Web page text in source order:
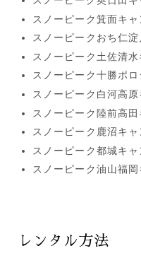
スノーピーク箕面キ
スノーピークおち仁
スノーピーク土佐清
スノーピーク十勝ポ
スノーピーク白河高
スノーピーク陸前高
スノーピーク鹿沼キ
スノーピーク都城キ
スノーピーク油山福
レンタル方法